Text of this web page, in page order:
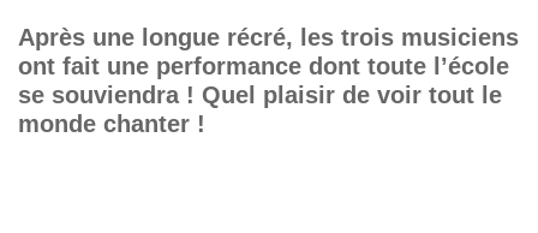
Après une longue récré, les trois musiciens
ont fait une performance dont toute l’école
se souviendra ! Quel plaisir de voir tout le
monde chanter !